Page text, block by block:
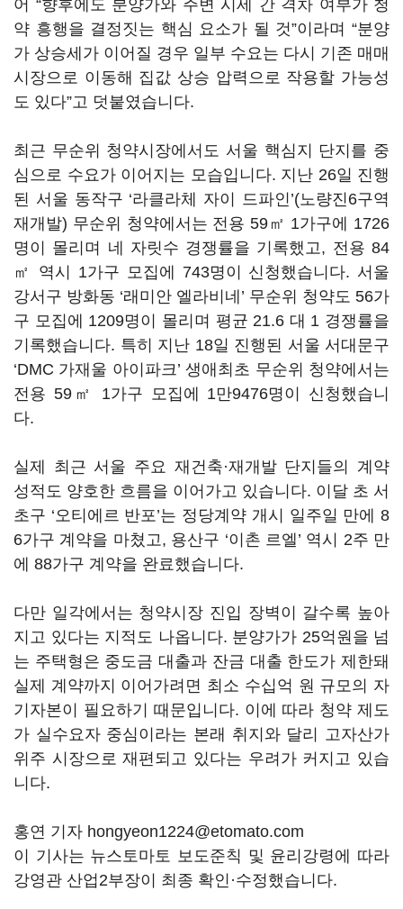
어 “향후에도 분양가와 주변 시세 간 격차 여부가 청
약 흥행을 결정짓는 핵심 요소가 될 것”이라며 “분양
가 상승세가 이어질 경우 일부 수요는 다시 기존 매매
시장으로 이동해 집값 상승 압력으로 작용할 가능성
도 있다”고 덧붙였습니다.
최근 무순위 청약시장에서도 서울 핵심지 단지를 중
심으로 수요가 이어지는 모습입니다. 지난 26일 진행
된 서울 동작구 ‘라클라체 자이 드파인’(노량진6구역
재개발) 무순위 청약에서는 전용 59㎡ 1가구에 1726
명이 몰리며 네 자릿수 경쟁률을 기록했고, 전용 84
㎡ 역시 1가구 모집에 743명이 신청했습니다. 서울
강서구 방화동 ‘래미안 엘라비네’ 무순위 청약도 56가
구 모집에 1209명이 몰리며 평균 21.6 대 1 경쟁률을
기록했습니다. 특히 지난 18일 진행된 서울 서대문구
‘DMC 가재울 아이파크’ 생애최초 무순위 청약에서는
전용 59㎡ 1가구 모집에 1만9476명이 신청했습니
다.
실제 최근 서울 주요 재건축·재개발 단지들의 계약
성적도 양호한 흐름을 이어가고 있습니다. 이달 초 서
초구 ‘오티에르 반포’는 정당계약 개시 일주일 만에 8
6가구 계약을 마쳤고, 용산구 ‘이촌 르엘’ 역시 2주 만
에 88가구 계약을 완료했습니다.
다만 일각에서는 청약시장 진입 장벽이 갈수록 높아
지고 있다는 지적도 나옵니다. 분양가가 25억원을 넘
는 주택형은 중도금 대출과 잔금 대출 한도가 제한돼
실제 계약까지 이어가려면 최소 수십억 원 규모의 자
기자본이 필요하기 때문입니다. 이에 따라 청약 제도
가 실수요자 중심이라는 본래 취지와 달리 고자산가
위주 시장으로 재편되고 있다는 우려가 커지고 있습
니다.
홍연 기자 hongyeon1224@etomato.com
이 기사는 뉴스토마토 보도준칙 및 윤리강령에 따라
강영관 산업2부장이 최종 확인·수정했습니다.